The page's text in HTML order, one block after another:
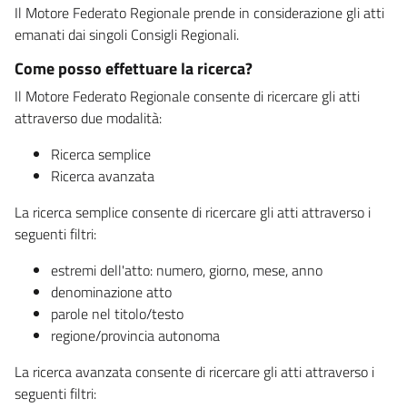
Il Motore Federato Regionale prende in considerazione gli atti
emanati dai singoli Consigli Regionali.
Come posso effettuare la ricerca?
Il Motore Federato Regionale consente di ricercare gli atti
attraverso due modalità:
Ricerca semplice
Ricerca avanzata
La ricerca semplice consente di ricercare gli atti attraverso i
seguenti filtri:
estremi dell'atto: numero, giorno, mese, anno
denominazione atto
parole nel titolo/testo
regione/provincia autonoma
La ricerca avanzata consente di ricercare gli atti attraverso i
seguenti filtri: